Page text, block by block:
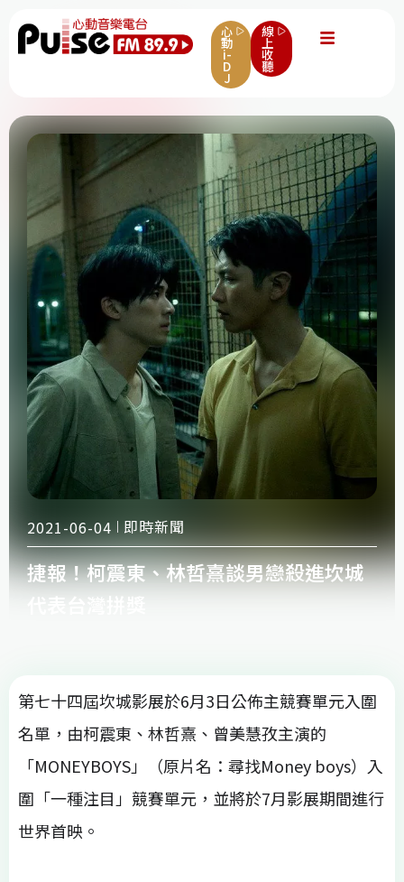
心
動
i-
D
J
線
上
收
聽
2021-06-04 即時新聞
捷報！柯震東、林哲熹談男戀殺進坎城
代表台灣拼獎
第七十四屆坎城影展於6月3日公佈主競賽單元入圍
名單，由柯震東、林哲熹、曾美慧孜主演的
「MONEYBOYS」（原片名：尋找Money boys）入
圍「一種注目」競賽單元，並將於7月影展期間進行
世界首映。